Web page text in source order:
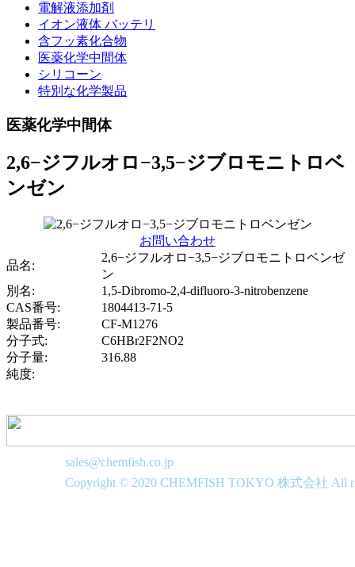
電解液添加剤
イオン液体 バッテリ
含フッ素化合物
医薬化学中間体
シリコーン
特別な化学製品
医薬化学中間体
2,6−ジフルオロ−3,5−ジブロモニトロベ
ンゼン
お問い合わせ
品名:
2,6−ジフルオロ−3,5−ジブロモニトロベンゼ
ン
別名:
1,5-Dibromo-2,4-difluoro-3-nitrobenzene
CAS番号:
1804413-71-5
製品番号:
CF-M1276
分子式:
C6HBr2F2NO2
分子量:
316.88
純度:
sales@chemfish.co.jp
Copyright © 2020 CHEMFISH TOKYO 株式会社 All